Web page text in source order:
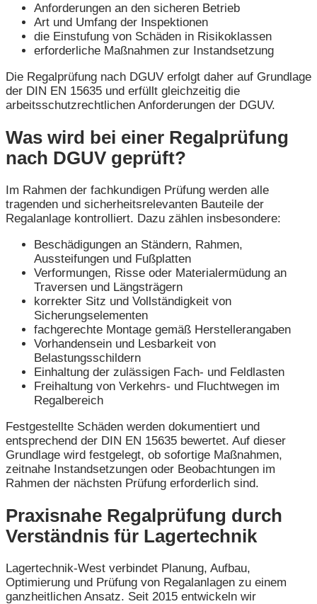
Anforderungen an den sicheren Betrieb
Art und Umfang der Inspektionen
die Einstufung von Schäden in Risikoklassen
erforderliche Maßnahmen zur Instandsetzung
Die Regalprüfung nach DGUV erfolgt daher auf Grundlage
der DIN EN 15635 und erfüllt gleichzeitig die
arbeitsschutzrechtlichen Anforderungen der DGUV.
Was wird bei einer Regalprüfung
nach DGUV geprüft?
Im Rahmen der fachkundigen Prüfung werden alle
tragenden und sicherheitsrelevanten Bauteile der
Regalanlage kontrolliert. Dazu zählen insbesondere:
Beschädigungen an Ständern, Rahmen,
Aussteifungen und Fußplatten
Verformungen, Risse oder Materialermüdung an
Traversen und Längsträgern
korrekter Sitz und Vollständigkeit von
Sicherungselementen
fachgerechte Montage gemäß Herstellerangaben
Vorhandensein und Lesbarkeit von
Belastungsschildern
Einhaltung der zulässigen Fach- und Feldlasten
Freihaltung von Verkehrs- und Fluchtwegen im
Regalbereich
Festgestellte Schäden werden dokumentiert und
entsprechend der DIN EN 15635 bewertet. Auf dieser
Grundlage wird festgelegt, ob sofortige Maßnahmen,
zeitnahe Instandsetzungen oder Beobachtungen im
Rahmen der nächsten Prüfung erforderlich sind.
Praxisnahe Regalprüfung durch
Verständnis für Lagertechnik
Lagertechnik-West verbindet Planung, Aufbau,
Optimierung und Prüfung von Regalanlagen zu einem
ganzheitlichen Ansatz. Seit 2015 entwickeln wir